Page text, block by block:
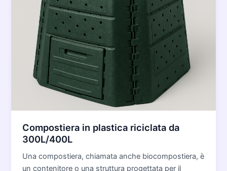
Compostiera in plastica riciclata da
300L/400L
Una compostiera, chiamata anche biocompostiera, è
un contenitore o una struttura progettata per il